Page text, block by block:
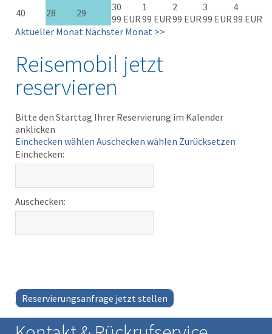
40
28 29
30
99 EUR
1
99 EUR
2
99 EUR
3
99 EUR
4
99 EUR
Aktueller Monat Nächster Monat >>
Reisemobil jetzt
reservieren
Bitte den Starttag Ihrer Reservierung im Kalender
anklicken
Einchecken wählen Auschecken wählen Zurücksetzen
Einchecken:
Auschecken:
Reservierungsanfrage jetzt stellen